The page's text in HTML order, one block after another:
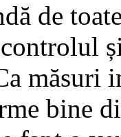
de
măsuri
bine